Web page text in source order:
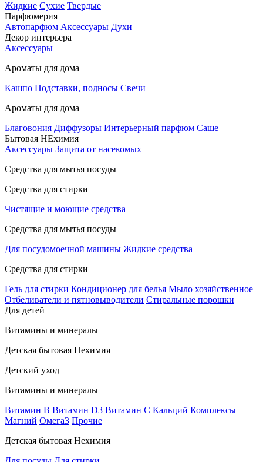
Жидкие Сухие Твердые
Парфюмерия
Автопарфюм Аксессуары Духи
Декор интерьера
Аксессуары
Ароматы для дома
Кашпо Подставки, подносы Свечи
Ароматы для дома
Благовония Диффузоры Интерьерный парфюм Саше
Бытовая НЕхимия
Аксессуары Защита от насекомых
Средства для мытья посуды
Средства для стирки
Чистящие и моющие средства
Средства для мытья посуды
Для посудомоечной машины Жидкие средства
Средства для стирки
Гель для стирки Кондиционер для белья Мыло хозяйственное
Отбеливатели и пятновыводители Стиральные порошки
Для детей
Витамины и минералы
Детская бытовая Нехимия
Детский уход
Витамины и минералы
Витамин В Витамин D3 Витамин С Кальций Комплексы
Магний Омега3 Прочие
Детская бытовая Нехимия